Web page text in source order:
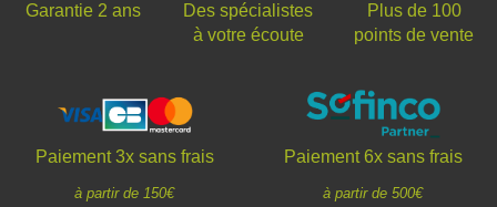
Garantie 2 ans
Des spécialistes
à votre écoute
Plus de 100
points de vente
Paiement 3x sans frais
à partir de 150€
Paiement 6x sans frais
à partir de 500€